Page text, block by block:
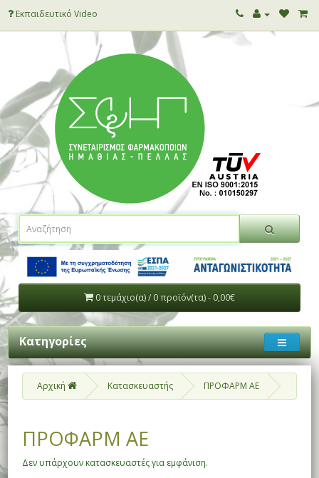
Εκπαιδευτικό Video
0 τεμάχιο(α) / 0 προϊόν(τα) - 0,00€
Κατηγορίες
Αρχική Κατασκευαστής ΠΡΟΦΑΡΜ ΑΕ
ΠΡΟΦΑΡΜ ΑΕ
Δεν υπάρχουν κατασκευαστές για εμφάνιση.